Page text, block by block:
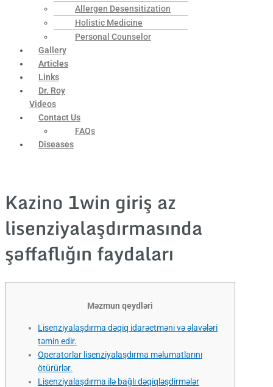
Allergen Desensitization
Holistic Medicine
Personal Counselor
Gallery
Articles
Links
Dr. Roy
Videos
Contact Us
FAQs
Diseases
Kazino 1win giriş az
lisenziyalaşdırmasında
şəffaflığın faydaları
Məzmun qeydləri
Lisenziyalaşdırma dəqiq idarəetməni və əlavələri
təmin edir.
Operatorlar lisenziyalaşdırma məlumatlarını
ötürürlər.
Lisenziyalaşdırma ilə bağlı dəqiqləşdirmələr